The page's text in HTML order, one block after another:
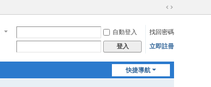
切
到
寬
自動登入
找回密碼
登入 立即註冊
快捷導航